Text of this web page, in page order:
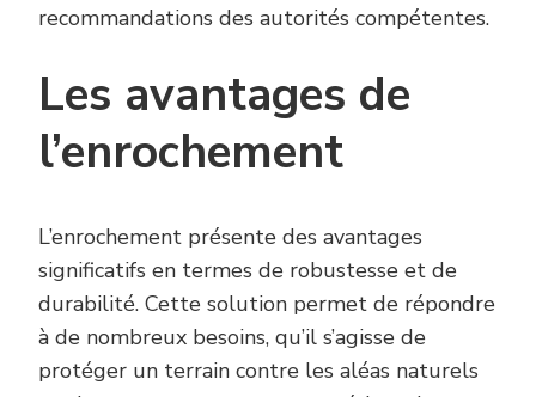
recommandations des autorités compétentes.
Les avantages de
l’enrochement
L’enrochement présente des avantages
significatifs en termes de robustesse et de
durabilité. Cette solution permet de répondre
à de nombreux besoins, qu’il s’agisse de
protéger un terrain contre les aléas naturels